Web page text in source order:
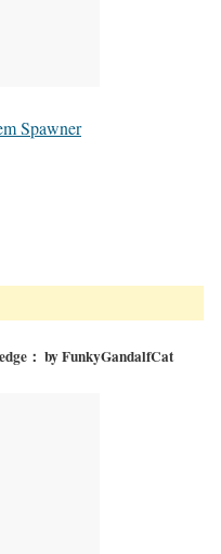
Spawner
： by FunkyGandalfCat